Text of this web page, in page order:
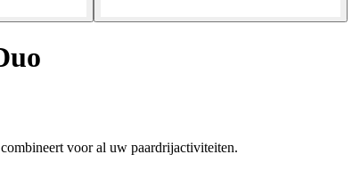
voor al uw paardrijactiviteiten.